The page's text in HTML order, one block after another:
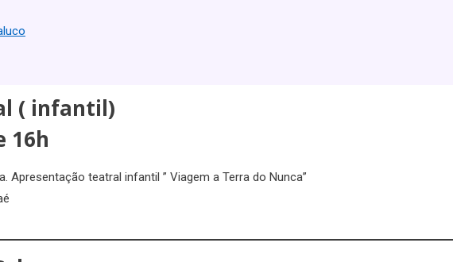
( infantil)
16h
Apresentação teatral infantil ” Viagem a Terra do Nunca”